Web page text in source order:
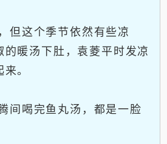
这个季节依然有些凉
的暖汤下肚，袁菱平时发凉
。
喝完鱼丸汤，都是一脸